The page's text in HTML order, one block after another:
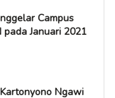
Campus
pada Januari 2021
Ngawi